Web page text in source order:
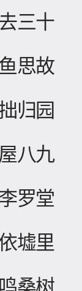
三十
思故
归园
八九
罗堂
墟里
桑树